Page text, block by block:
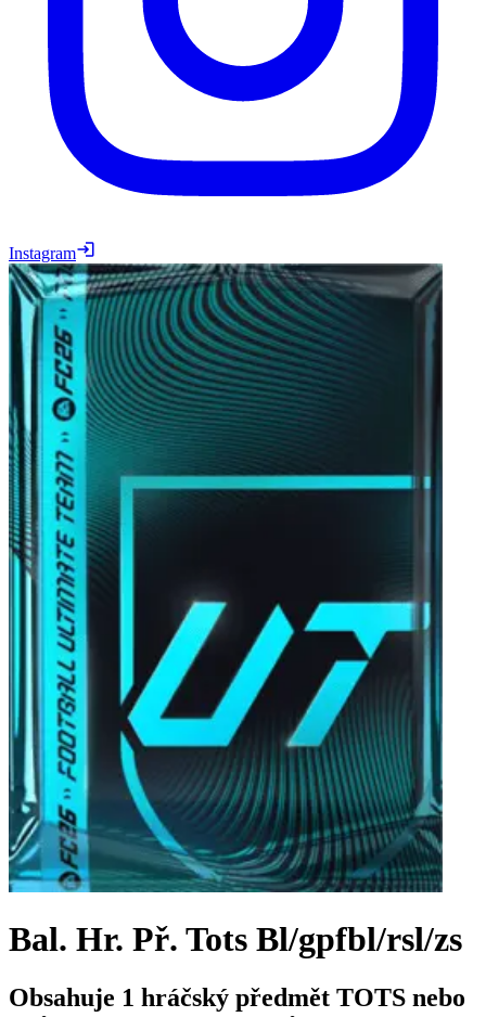
Instagram
Bal. Hr. Př. Tots Bl/gpfbl/rsl/zs
Obsahuje 1 hráčský předmět TOTS nebo